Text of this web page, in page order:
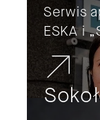
Serwis
ESKA i